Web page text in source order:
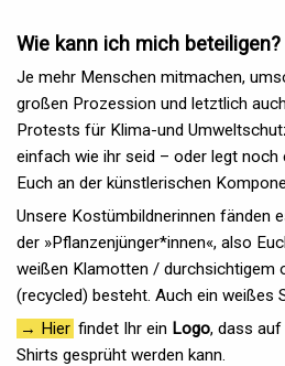
Wie kann ich mich beteiligen?
Je mehr Menschen mitmachen,
großen Prozession und letztlich
Protests für Klima-und
einfach wie ihr seid – oder legt noch
Euch an der künstlerischen
Unsere Kostümbildnerinnen fänden
der »Pflanzenjünger*innen«, also
weißen Klamotten / durchsichtigem
(recycled) besteht. Auch ein weißes
→ Hier findet Ihr ein Logo, dass
Shirts gesprüht werden kann.